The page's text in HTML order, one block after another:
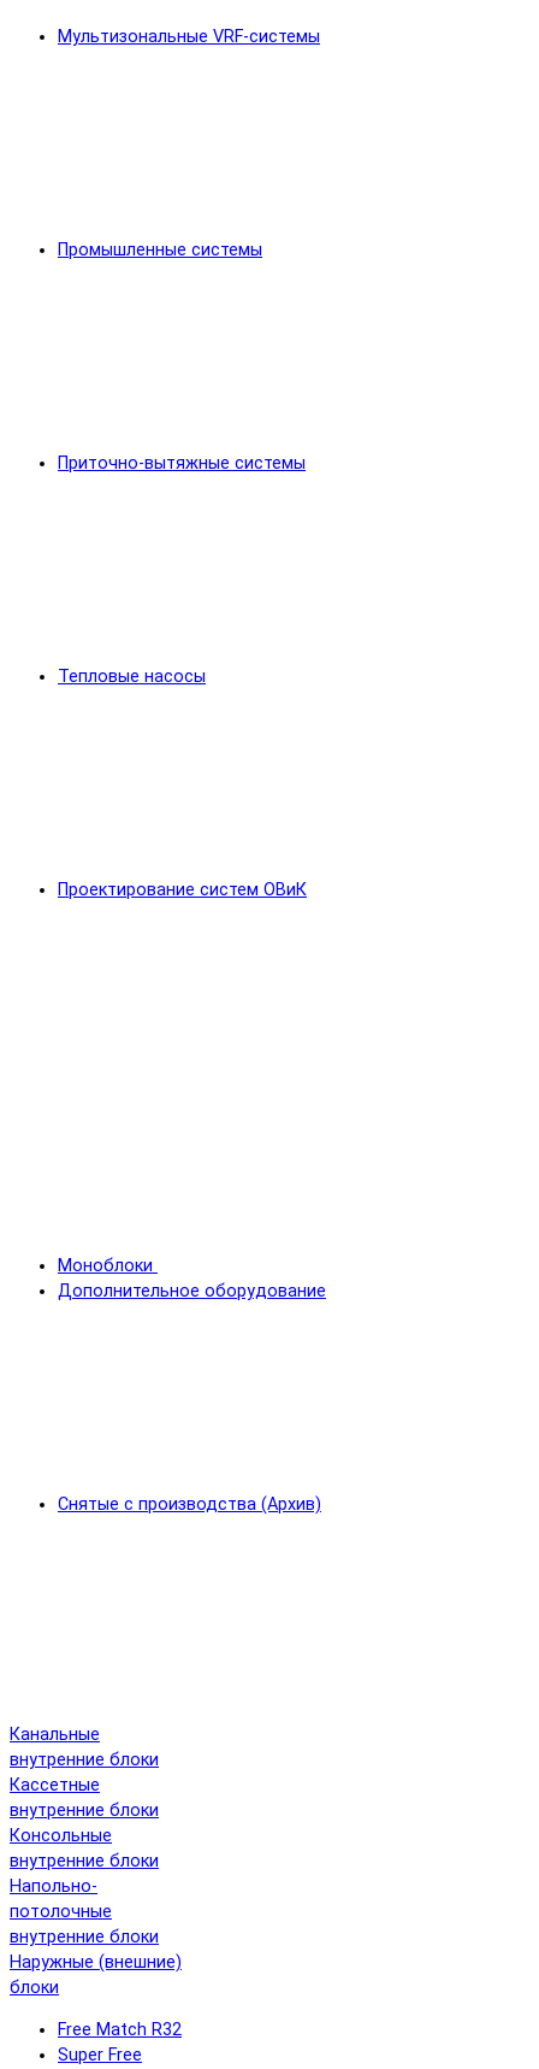
Мультизональные VRF-системы
Промышленные системы
Приточно-вытяжные системы
Тепловые насосы
Проектирование систем ОВиК
Моноблоки
Дополнительное оборудование
Снятые с производства (Архив)
Канальные
внутренние блоки
Кассетные
внутренние блоки
Консольные
внутренние блоки
Напольно-
потолочные
внутренние блоки
Наружные (внешние)
блоки
Free Match R32
Super Free